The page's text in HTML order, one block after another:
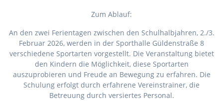
Zum Ablauf:
An den zwei Ferientagen zwischen den Schulhalbjahren, 2./3.
Februar 2026, werden in der Sporthalle Güldenstraße 8
verschiedene Sportarten vorgestellt. Die Veranstaltung bietet
den Kindern die Möglichkeit, diese Sportarten
auszuprobieren und Freude an Bewegung zu erfahren. Die
Schulung erfolgt durch erfahrene Vereinstrainer, die
Betreuung durch versiertes Personal.